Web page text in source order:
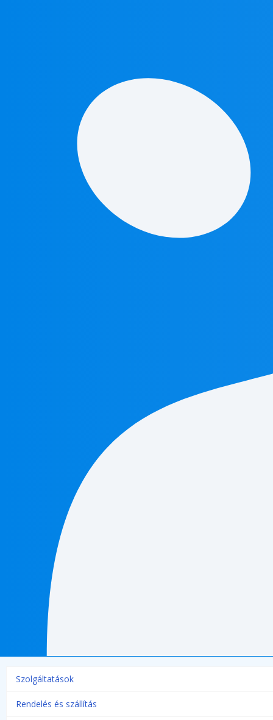
Szolgáltatások
Rendelés és szállítás